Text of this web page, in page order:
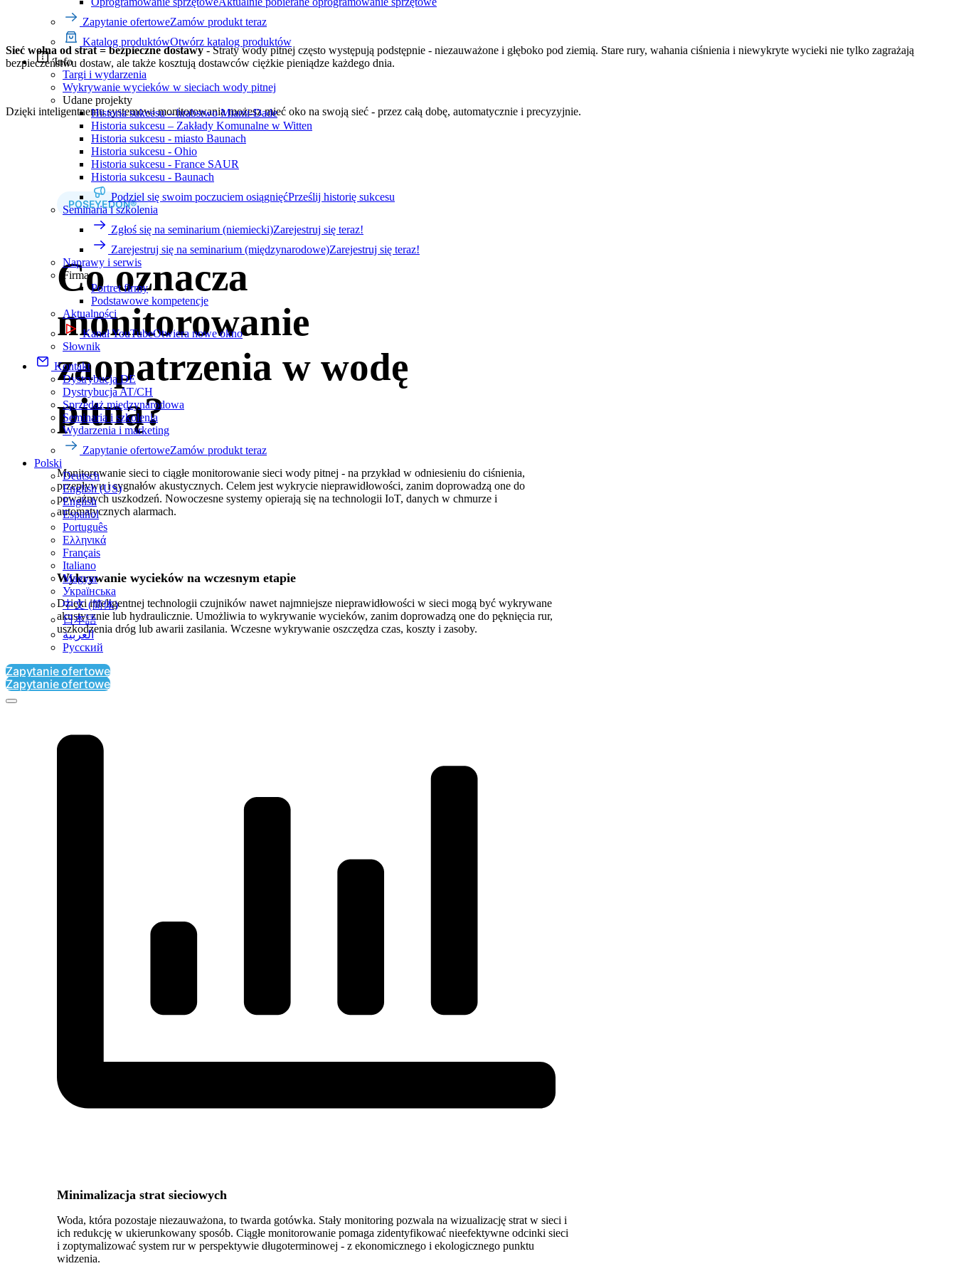
Zapytanie ofertoweZamów produkt teraz
Katalog produktówOtwórz katalog produktów
Info
Targi i wydarzenia
Wykrywanie wycieków w sieciach wody pitnej
Udane projekty
Historia sukcesu – hrabstwo Miami-Dade
Historia sukcesu – Zakłady Komunalne w Witten
Historia sukcesu - miasto Baunach
Historia sukcesu - Ohio
Historia sukcesu - France SAUR
Historia sukcesu - Baunach
Podziel się swoim poczuciem osiągnięćPrześlij historię sukcesu
Seminaria i szkolenia
Zgłoś się na seminarium (niemiecki)Zarejestruj się teraz!
Zarejestruj się na seminarium (międzynarodowe)Zarejestruj się teraz!
Naprawy i serwis
Firma
Portret firmy
Podstawowe kompetencje
Aktualności
Kanał YouTubeOtwiera nowe okno
Słownik
Kontakt
Dystrybucja DE
Dystrybucja AT/CH
Sprzedaż międzynarodowa
Seminaria i szkolenia
Wydarzenia i marketing
Zapytanie ofertoweZamów produkt teraz
Polski
Deutsch
English (US)
English
Español
Português
Ελληνικά
Français
Italiano
Magyar
Українська
中文 (简体)
日本語
العربية‏
Русский
Zapytanie ofertowe
Zapytanie ofertowe
Sieć wolna od strat = bezpieczne dostawy- Straty wody pitnej często występują podstępnie - niezauważone i głęboko pod ziemią. Stare rury, wahania ciśnienia i niewykryte wycieki nie tylko zagrażają
bezpieczeństwu dostaw, ale także kosztują dostawców ciężkie pieniądze każdego dnia.
Dzięki inteligentnemu systemowi monitorowania możesz mieć oko na swoją sieć - przez całą dobę, automatycznie i precyzyjnie.
POSEYEDON®
Co oznacza
monitorowanie
zaopatrzenia w wodę
pitną?
Monitorowanie sieci to ciągłe monitorowanie sieci wody pitnej - na przykład w odniesieniu do ciśnienia,
przepływu i sygnałów akustycznych. Celem jest wykrycie nieprawidłowości, zanim doprowadzą one do
poważnych uszkodzeń. Nowoczesne systemy opierają się na technologii IoT, danych w chmurze i
automatycznych alarmach.
Wykrywanie wycieków na wczesnym etapie
Dzięki inteligentnej technologii czujników nawet najmniejsze nieprawidłowości w sieci mogą być wykrywane
akustycznie lub hydraulicznie. Umożliwia to wykrywanie wycieków, zanim doprowadzą one do pęknięcia rur,
uszkodzenia dróg lub awarii zasilania. Wczesne wykrywanie oszczędza czas, koszty i zasoby.
Minimalizacja strat sieciowych
Woda, która pozostaje niezauważona, to twarda gotówka. Stały monitoring pozwala na wizualizację strat w sieci i
ich redukcję w ukierunkowany sposób. Ciągłe monitorowanie pomaga zidentyfikować nieefektywne odcinki sieci
i zoptymalizować system rur w perspektywie długoterminowej - z ekonomicznego i ekologicznego punktu
widzenia.